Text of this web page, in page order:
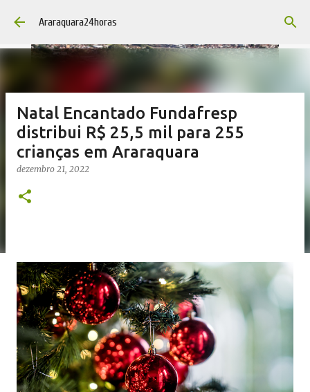
Pular para o conteúdo principal
Araraquara24horas
Natal Encantado Fundafresp
distribui R$ 25,5 mil para 255
crianças em Araraquara
dezembro 21, 2022